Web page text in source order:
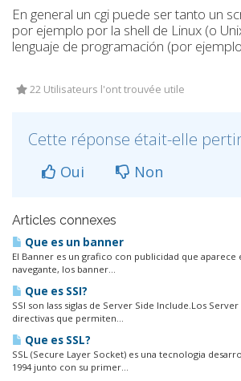
En general un cgi puede ser tanto un
por ejemplo por la shell de Linux (o
lenguaje de programación (por
22 Utilisateurs l'ont trouvée utile
Cette réponse était-elle
Oui Non
Articles connexes
Que es un banner
El Banner es un grafico con publicidad que aparece
navegante, los banner...
Que es SSI?
SSI son lass siglas de Server Side Include.Los
directivas que permiten...
Que es SSL?
SSL (Secure Layer Socket) es una tecnologia
1994 junto con su primer...